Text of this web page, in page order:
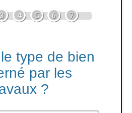
3 4 5 6 7
type de bien
par les
?